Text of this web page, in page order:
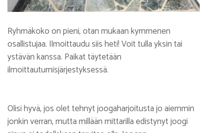
Ryhmäkoko on pieni, otan mukaan kymmenen
osallistujaa. Ilmoittaudu siis heti! Voit tulla yksin tai
ystävän kanssa. Paikat täytetään
ilmoittautumisjärjestyksessä.
Olisi hyvä, jos olet tehnyt joogaharjoitusta jo aiemmin
jonkin verran, mutta millään mittarilla edistynyt joogi